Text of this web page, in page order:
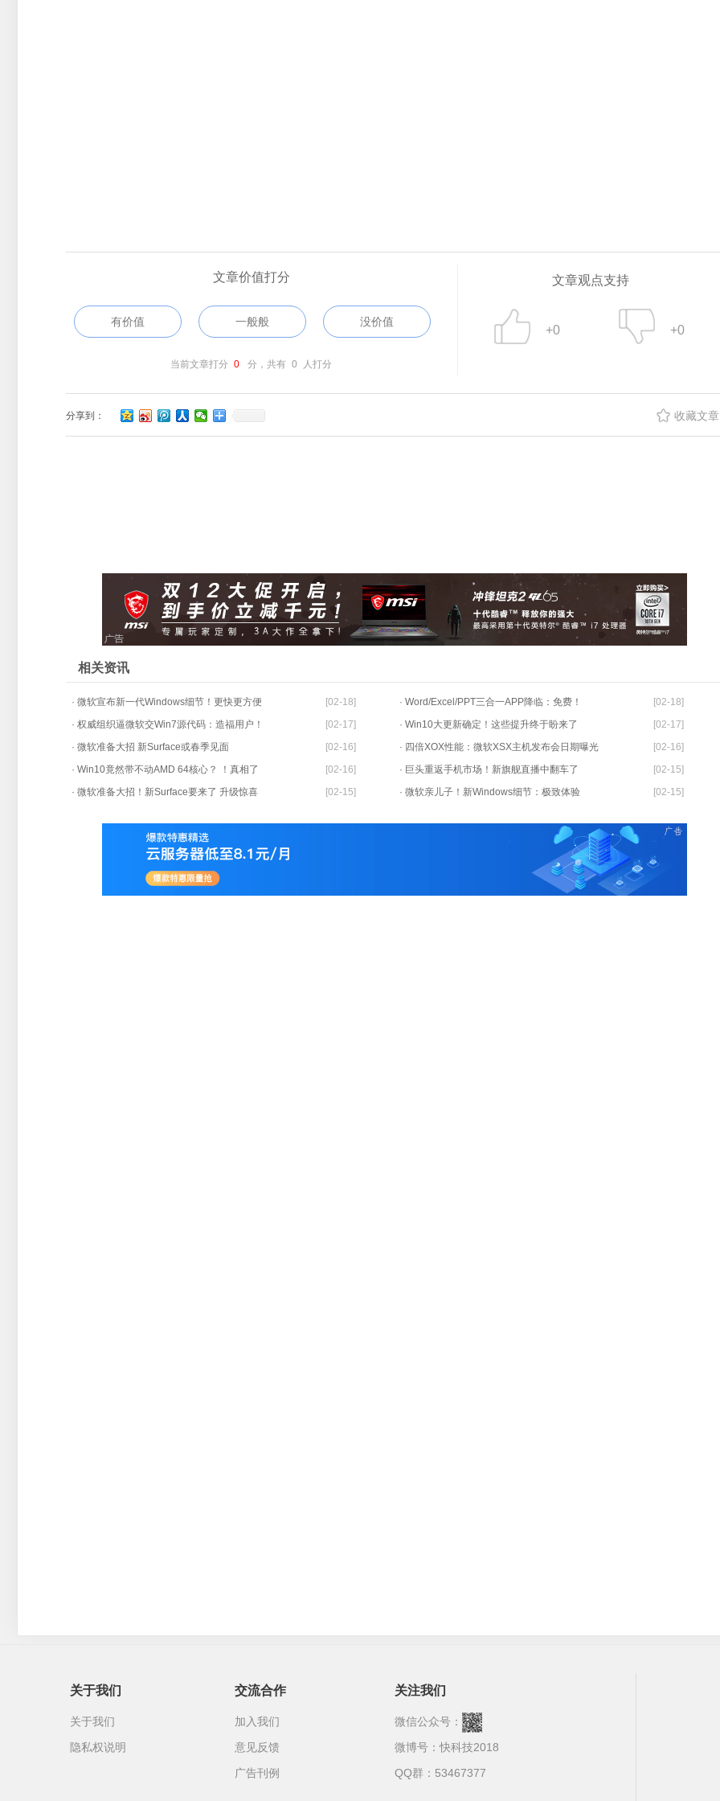
文章价值打分
有价值 一般般 没价值
当前文章打分 0 分，共有 0 人打分
文章观点支持
+0 +0
分享到： 收藏文章
相关资讯
· 微软宣布新一代Windows细节！更快更方便 [02-18] · Word/Excel/PPT三合一APP降临：免费！
[02-18]
· 权威组织逼微软交Win7源代码：造福用户！
[02-17] · Win10大更新确定！这些提升终于盼来了
[02-17]
· 微软准备大招 新Surface或春季见面
[02-16] · 四倍XOX性能：微软XSX主机发布会日期曝光
[02-16]
· Win10竟然带不动AMD 64核心？ ！真相了
[02-16] · 巨头重返手机市场！新旗舰直播中翻车了
[02-15]
· 微软准备大招！新Surface要来了 升级惊喜
[02-15] · 微软亲儿子！新Windows细节：极致体验 [02-15]
关于我们
关于我们
隐私权说明
交流合作
加入我们
意见反馈
广告刊例
关注我们
微信公众号：
微博号：快科技2018
QQ群：53467377